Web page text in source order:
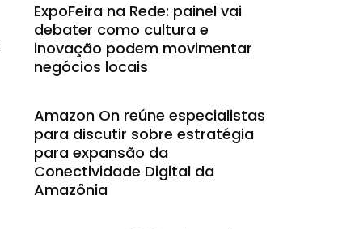
ExpoFeira na Rede: painel vai
debater como cultura e
inovação podem movimentar
negócios locais
Amazon On reúne especialistas
para discutir sobre estratégia
para expansão da
Conectividade Digital da
Amazônia